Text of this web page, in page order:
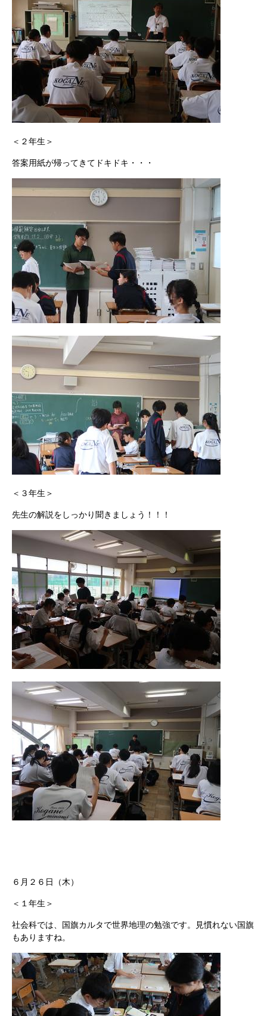
＜２年生＞
答案用紙が帰ってきてドキドキ・・・
＜３年生＞
先生の解説をしっかり聞きましょう！！！
６月２６日（木）
＜１年生＞
社会科では、国旗カルタで世界地理の勉強です。見慣れない国旗
もありますね。